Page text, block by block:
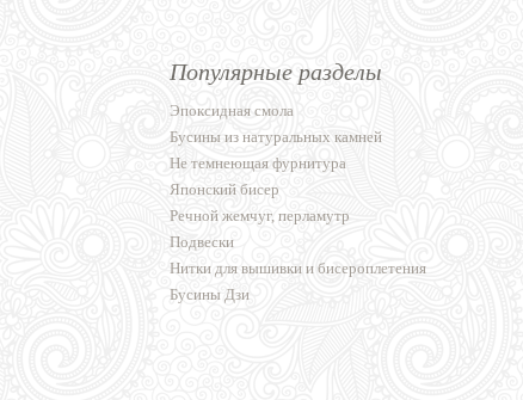
Популярные разделы
Эпоксидная смола
Бусины из натуральных камней
Не темнеющая фурнитура
Японский бисер
Речной жемчуг, перламутр
Подвески
Нитки для вышивки и бисероплетения
Бусины Дзи